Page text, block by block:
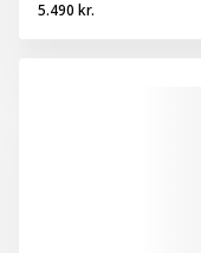
5.490 kr.